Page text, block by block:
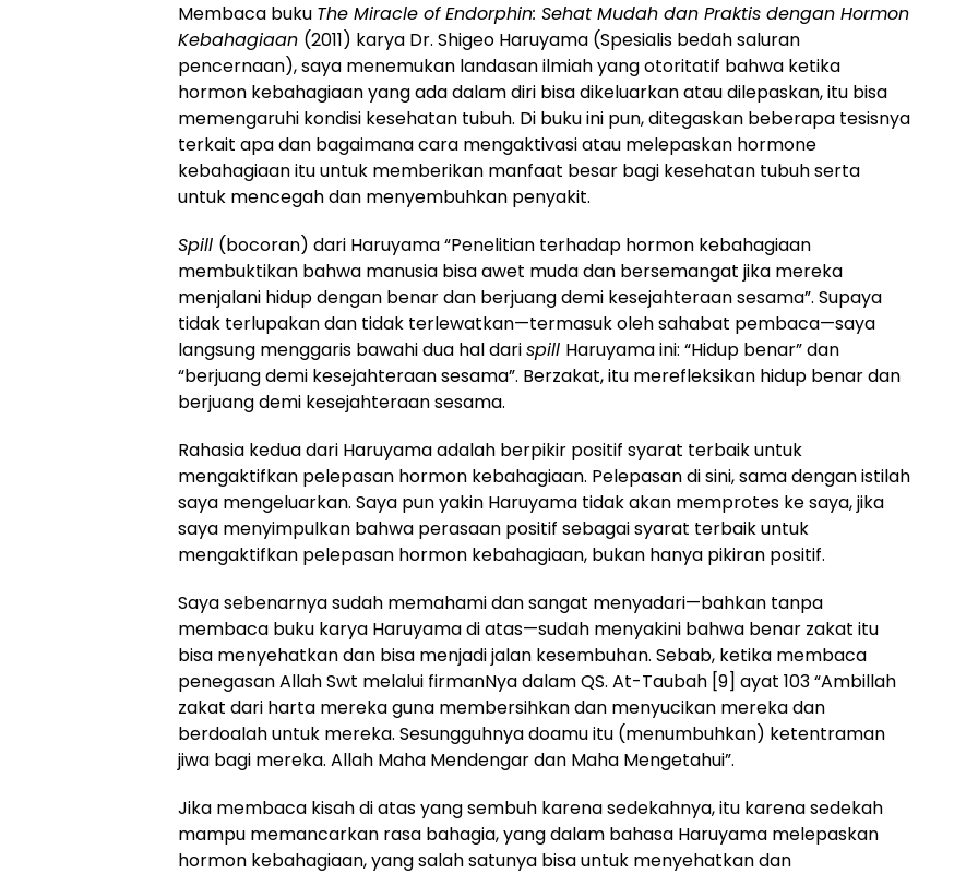
Membaca buku The Miracle of Endorphin: Sehat Mudah dan Praktis dengan Hormon
Kebahagiaan (2011) karya Dr. Shigeo Haruyama (Spesialis bedah saluran
pencernaan), saya menemukan landasan ilmiah yang otoritatif bahwa ketika
hormon kebahagiaan yang ada dalam diri bisa dikeluarkan atau dilepaskan, itu bisa
memengaruhi kondisi kesehatan tubuh. Di buku ini pun, ditegaskan beberapa tesisnya
terkait apa dan bagaimana cara mengaktivasi atau melepaskan hormone
kebahagiaan itu untuk memberikan manfaat besar bagi kesehatan tubuh serta
untuk mencegah dan menyembuhkan penyakit.
Spill (bocoran) dari Haruyama “Penelitian terhadap hormon kebahagiaan
membuktikan bahwa manusia bisa awet muda dan bersemangat jika mereka
menjalani hidup dengan benar dan berjuang demi kesejahteraan sesama”. Supaya
tidak terlupakan dan tidak terlewatkan—termasuk oleh sahabat pembaca—saya
langsung menggaris bawahi dua hal darispill Haruyama ini: “Hidup benar” dan
“berjuang demi kesejahteraan sesama”. Berzakat, itu merefleksikan hidup benar dan
berjuang demi kesejahteraan sesama.
Rahasia kedua dari Haruyama adalah berpikir positif syarat terbaik untuk
mengaktifkan pelepasan hormon kebahagiaan. Pelepasan di sini, sama dengan istilah
saya mengeluarkan. Saya pun yakin Haruyama tidak akan memprotes ke saya, jika
saya menyimpulkan bahwa perasaan positif sebagai syarat terbaik untuk
mengaktifkan pelepasan hormon kebahagiaan, bukan hanya pikiran positif.
Saya sebenarnya sudah memahami dan sangat menyadari—bahkan tanpa
membaca buku karya Haruyama di atas—sudah menyakini bahwa benar zakat itu
bisa menyehatkan dan bisa menjadi jalan kesembuhan. Sebab, ketika membaca
penegasan Allah Swt melalui firmanNya dalam QS. At-Taubah [9] ayat 103 “Ambillah
zakat dari harta mereka guna membersihkan dan menyucikan mereka dan
berdoalah untuk mereka. Sesungguhnya doamu itu (menumbuhkan) ketentraman
jiwa bagi mereka. Allah Maha Mendengar dan Maha Mengetahui”.
Jika membaca kisah di atas yang sembuh karena sedekahnya, itu karena sedekah
mampu memancarkan rasa bahagia, yang dalam bahasa Haruyama melepaskan
hormon kebahagiaan, yang salah satunya bisa untuk menyehatkan dan